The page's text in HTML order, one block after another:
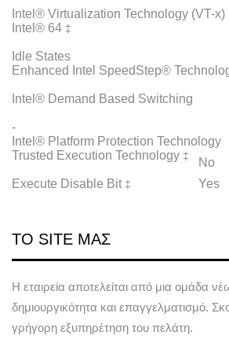
Intel® Virtualization Technology (VT-x)
Intel® 64 ‡
Idle States
Enhanced Intel SpeedStep®
Intel® Demand Based Switching
-
Intel® Platform Protection Technology
Trusted Execution Technology ‡
No
Execute Disable Bit ‡ Yes
ΤΟ SITE ΜΑΣ
Η εταιρεία αποτελείται από μια ομάδα
δημιουργικότητα και επαγγελματισμό.
γρήγορη εξυπηρέτηση του πελάτη.